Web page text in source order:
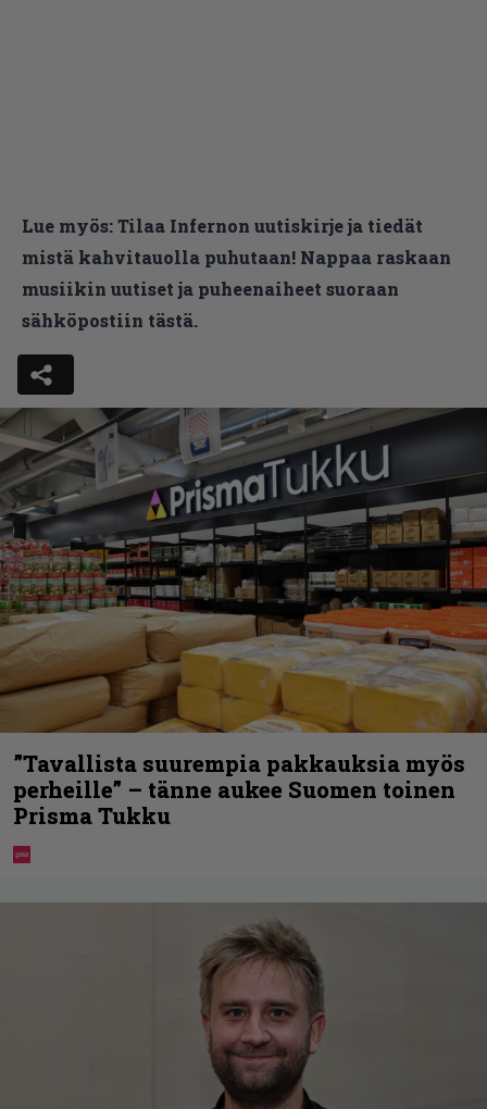
Lue myös:Tilaa Infernon uutiskirje ja tiedät
mistä kahvitauolla puhutaan! Nappaa raskaan
musiikin uutiset ja puheenaiheet suoraan
sähköpostiin tästä.
”Tavallista suurempia pakkauksia myös
perheille” – tänne aukee Suomen toinen
Prisma Tukku